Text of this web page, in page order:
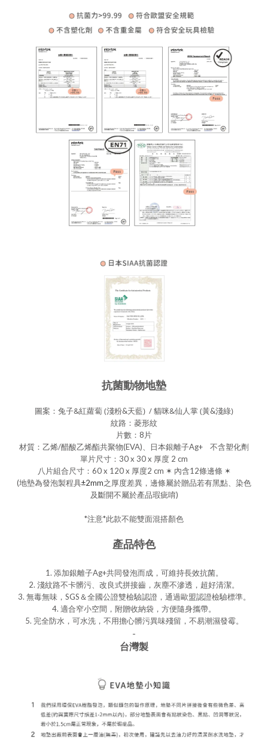
抗菌動物地墊
圖案： 兔子&紅蘿蔔 (淺粉&天藍) / 貓咪&仙人掌 (黃&淺綠)
紋路：菱形紋
片數： 8片
材質：乙烯/醋酸乙烯酯共聚物(EVA)、日本銀離子Ag+ 不含塑化劑
單片尺寸：30 x 30 x 厚度 2 cm
八片組合尺寸：60 x 120 x 厚度2 cm ✶ 內含12條邊條 ✶
(地墊為發泡製程具±2mm之厚度差異，邊條屬於贈品若有黑點、染色
及斷開不屬於產品瑕疵唷)
*注意*此款不能雙面混搭顏色
產品特色
1. 添加銀離子Ag+共同發泡而成，可維持長效抗菌。
2. 淺紋路不卡髒污、改良式拼接齒，灰塵不滲透，超好清潔。
3. 無毒無味，SGS＆全國公證雙檢驗認證，通過歐盟認證檢驗標準。
4. 適合窄小空間，附贈收納袋，方便隨身攜帶。
5. 完全防水，可水洗，不用擔心髒污異味殘留，不易潮濕發霉。
-
台灣製